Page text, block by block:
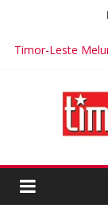
Timor-Leste
Cuka Apel
Cristiano
Keterlibatan
Kemitraan